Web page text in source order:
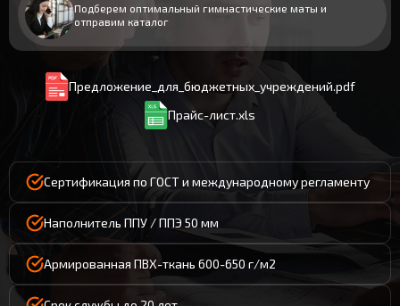
Подберем оптимальный гимнастические маты и
отправим каталог
Предложение_для_бюджетных_учреждений.pdf
Прайс-лист.xls
Сертификация по ГОСТ и международному регламенту
Наполнитель ППУ / ППЭ 50 мм
Армированная ПВХ-ткань 600-650 г/м2